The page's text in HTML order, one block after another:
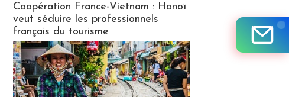
Coopération France-Vietnam : Hanoï
veut séduire les professionnels
français du tourisme